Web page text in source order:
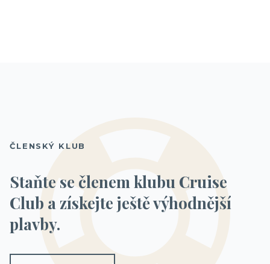
ČLENSKÝ KLUB
Staňte se členem klubu Cruise
Club a získejte ještě výhodnější
plavby.